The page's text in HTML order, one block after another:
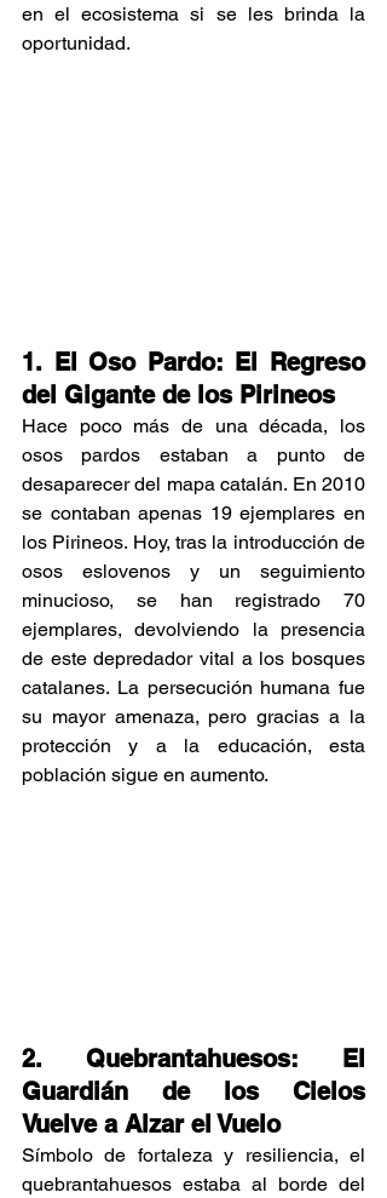
en el ecosistema si se les brinda la
oportunidad.
1. El Oso Pardo: El Regreso
del Gigante de los Pirineos
Hace poco más de una década, los
osos pardos estaban a punto de
desaparecer del mapa catalán. En 2010
se contaban apenas 19 ejemplares en
los Pirineos. Hoy, tras la introducción de
osos eslovenos y un seguimiento
minucioso, se han registrado 70
ejemplares, devolviendo la presencia
de este depredador vital a los bosques
catalanes. La persecución humana fue
su mayor amenaza, pero gracias a la
protección y a la educación, esta
población sigue en aumento.
2. Quebrantahuesos: El
Guardián de los Cielos
Vuelve a Alzar el Vuelo
Símbolo de fortaleza y resiliencia, el
quebrantahuesos estaba al borde del